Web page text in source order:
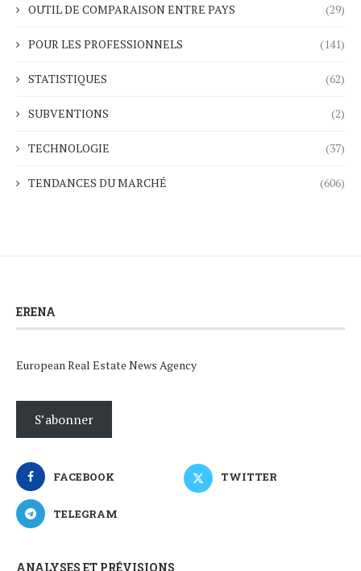
OUTIL DE COMPARAISON ENTRE PAYS (29)
POUR LES PROFESSIONNELS (141)
STATISTIQUES (62)
SUBVENTIONS (2)
TECHNOLOGIE (37)
TENDANCES DU MARCHÉ (606)
ERENA
European Real Estate News Agency
S’abonner
FACEBOOK TWITTER
TELEGRAM
ANALYSES ET PRÉVISIONS